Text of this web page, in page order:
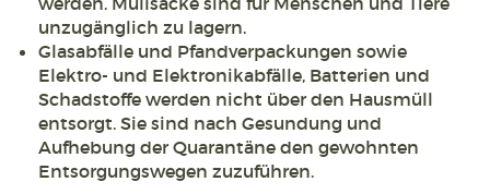
unzugänglich zu lagern.
Glasabfälle und Pfandverpackungen sowie
Elektro- und Elektronikabfälle, Batterien und
Schadstoffe werden nicht über den Hausmüll
entsorgt. Sie sind nach Gesundung und
Aufhebung der Quarantäne den gewohnten
Entsorgungswegen zuzuführen.